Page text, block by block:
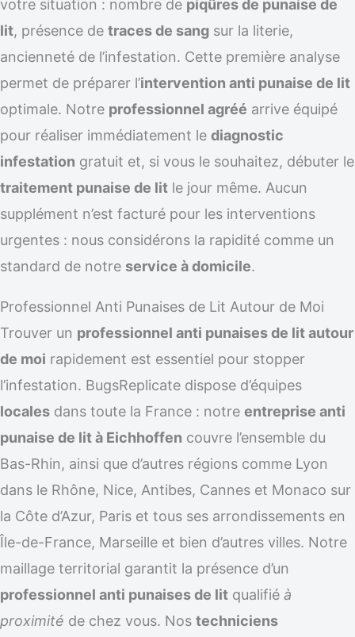
votre situation : nombre de piqûres de punaise de
lit, présence de traces de sang sur la literie,
ancienneté de l’infestation. Cette première analyse
permet de préparer l’intervention anti punaise de lit
optimale. Notre professionnel agréé arrive équipé
pour réaliser immédiatement le diagnostic
infestation gratuit et, si vous le souhaitez, débuter le
traitement punaise de lit le jour même. Aucun
supplément n’est facturé pour les interventions
urgentes : nous considérons la rapidité comme un
standard de notre service à domicile.
Professionnel Anti Punaises de Lit Autour de Moi
Trouver un professionnel anti punaises de lit autour
de moi rapidement est essentiel pour stopper
l’infestation. BugsReplicate dispose d’équipes
locales dans toute la France : notre entreprise anti
punaise de lit à Eichhoffen couvre l’ensemble du
Bas-Rhin, ainsi que d’autres régions comme Lyon
dans le Rhône, Nice, Antibes, Cannes et Monaco sur
la Côte d’Azur, Paris et tous ses arrondissements en
Île-de-France, Marseille et bien d’autres villes. Notre
maillage territorial garantit la présence d’un
professionnel anti punaises de lit qualifié à
proximité de chez vous. Nos techniciens